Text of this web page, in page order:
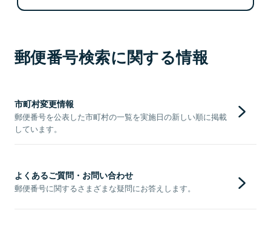
郵便番号検索に関する情報
市町村変更情報
郵便番号を公表した市町村の一覧を実施日の新しい順に掲載
しています。
よくあるご質問・お問い合わせ
郵便番号に関するさまざまな疑問にお答えします。